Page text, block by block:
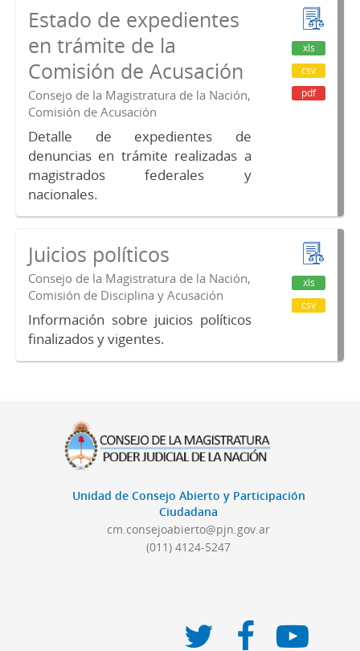
Estado de expedientes
en trámite de la
Comisión de Acusación
Consejo de la Magistratura de la Nación,
Comisión de Acusación
Detalle de expedientes de
denuncias en trámite realizadas a
magistrados federales y
nacionales.
xls
csv
pdf
Juicios políticos
Consejo de la Magistratura de la Nación,
Comisión de Disciplina y Acusación
Información sobre juicios políticos
finalizados y vigentes.
xls
csv
Unidad de Consejo Abierto y Participación
Ciudadana
cm.consejoabierto@pjn.gov.ar
(011) 4124-5247